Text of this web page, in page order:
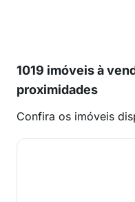
1019 imóveis à
proximidades
Confira os imóveis